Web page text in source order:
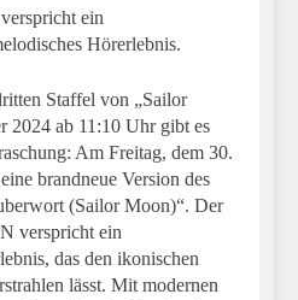
Tiefgaragenzufahrt
31. Juli 2026ein
Hörerlebnis.
Staffel von „Sailor
2024 ab 11:10 Uhr gibt es
Am Freitag, dem 30.
brandneue Version des
(Sailor Moon)“. Der
verspricht ein
das den ikonischen
lässt. Mit modernen